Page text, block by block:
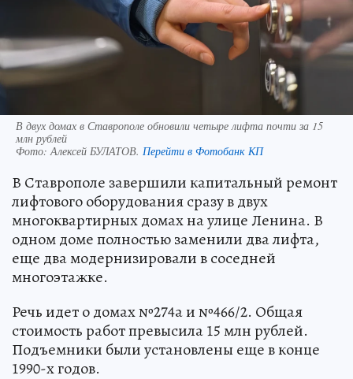
В двух домах в Ставрополе обновили четыре лифта почти за 15
млн рублей
Фото: Алексей БУЛАТОВ. Перейти в Фотобанк КП
В Ставрополе завершили капитальный ремонт
лифтового оборудования сразу в двух
многоквартирных домах на улице Ленина. В
одном доме полностью заменили два лифта,
еще два модернизировали в соседней
многоэтажке.
Речь идет о домах №274а и №466/2. Общая
стоимость работ превысила 15 млн рублей.
Подъемники были установлены еще в конце
1990-х годов.